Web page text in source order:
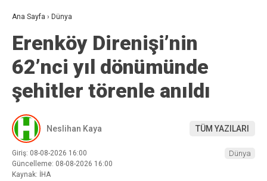
Ana Sayfa › Dünya
Erenköy Direnişi’nin
62’nci yıl dönümünde
şehitler törenle anıldı
Neslihan Kaya TÜM YAZILARI
Giriş: 08-08-2026 16:00
Güncelleme: 08-08-2026 16:00
Kaynak: İHA
Dünya